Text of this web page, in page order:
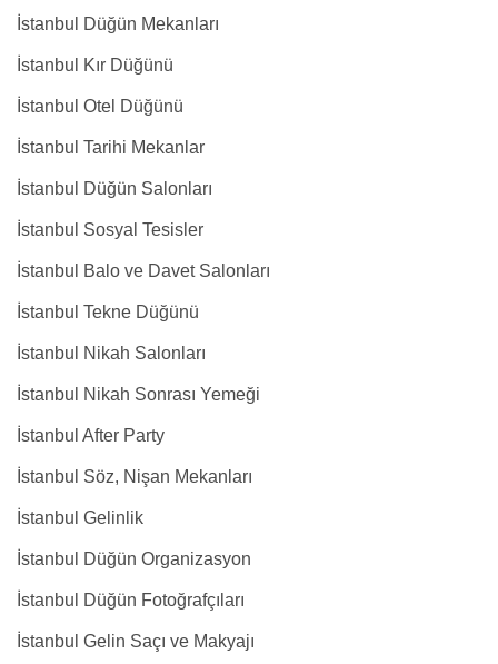
İstanbul Düğün Mekanları
İstanbul Kır Düğünü
İstanbul Otel Düğünü
İstanbul Tarihi Mekanlar
İstanbul Düğün Salonları
İstanbul Sosyal Tesisler
İstanbul Balo ve Davet Salonları
İstanbul Tekne Düğünü
İstanbul Nikah Salonları
İstanbul Nikah Sonrası Yemeği
İstanbul After Party
İstanbul Söz, Nişan Mekanları
İstanbul Gelinlik
İstanbul Düğün Organizasyon
İstanbul Düğün Fotoğrafçıları
İstanbul Gelin Saçı ve Makyajı